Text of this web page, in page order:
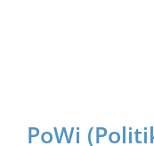
PoWi